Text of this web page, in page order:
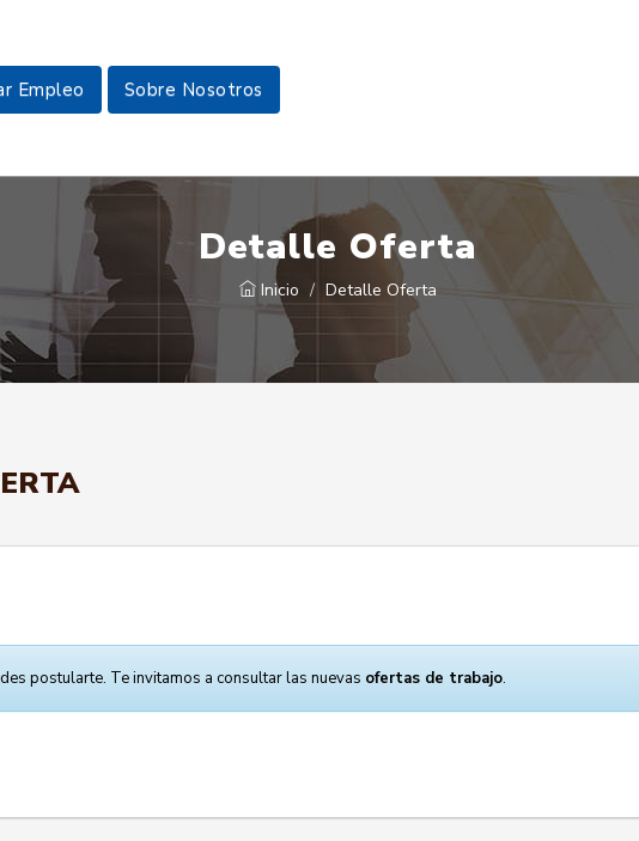
Empleo Sobre Nosotros
Detalle Oferta
Inicio Detalle Oferta
postularte. Te invitamos a consultar las nuevas ofertas de trabajo.